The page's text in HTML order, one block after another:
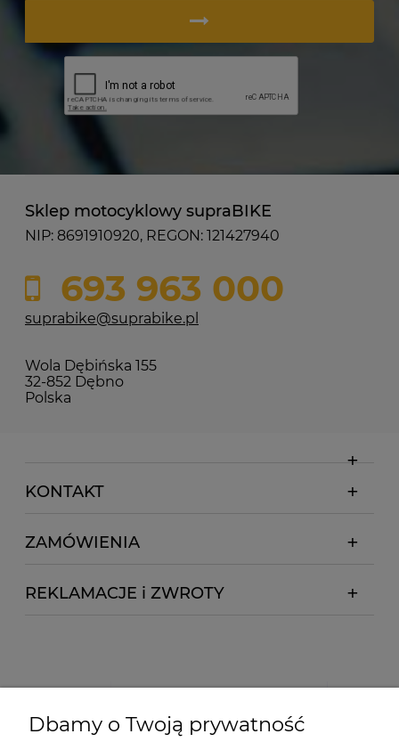
Sklep motocyklowy supraBIKE
NIP: 8691910920, REGON: 121427940
693 963 000
suprabike@suprabike.pl
Wola Dębińska 155
32-852 Dębno
Polska
KONTAKT
ZAMÓWIENIA
REKLAMACJE i ZWROTY
Dbamy o Twoją prywatność